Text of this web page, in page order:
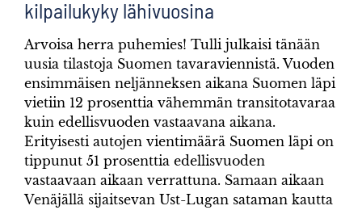
kilpailukyky lähivuosina
Arvoisa herra puhemies! Tulli julkaisi tänään
uusia tilastoja Suomen tavaraviennistä. Vuoden
ensimmäisen neljänneksen aikana Suomen läpi
vietiin 12 prosenttia vähemmän transitotavaraa
kuin edellisvuoden vastaavana aikana.
Erityisesti autojen vientimäärä Suomen läpi on
tippunut 51 prosenttia edellisvuoden
vastaavaan aikaan verrattuna. Samaan aikaan
Venäjällä sijaitsevan Ust-Lugan sataman kautta